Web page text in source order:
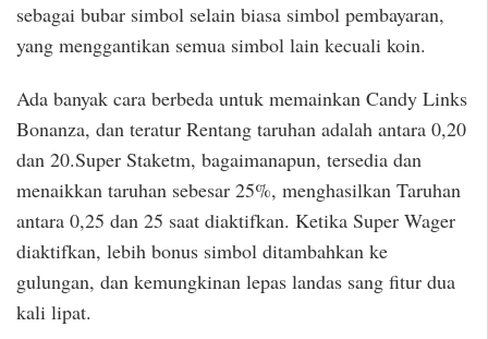
sebagai bubar simbol selain biasa simbol pembayaran,
yang menggantikan semua simbol lain kecuali koin.
Ada banyak cara berbeda untuk memainkan Candy Links
Bonanza, dan teratur Rentang taruhan adalah antara 0,20
dan 20.Super Staketm, bagaimanapun, tersedia dan
menaikkan taruhan sebesar 25%, menghasilkan Taruhan
antara 0,25 dan 25 saat diaktifkan. Ketika Super Wager
diaktifkan, lebih bonus simbol ditambahkan ke
gulungan, dan kemungkinan lepas landas sang fitur dua
kali lipat.